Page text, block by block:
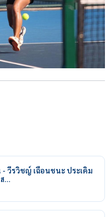
วีรวิชญ์ เฉือนชนะ ประเดิม
…